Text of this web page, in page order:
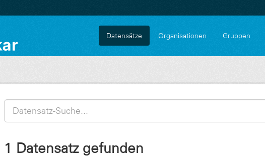
Datensätze Organisationen Gruppen
1 Datensatz gefunden